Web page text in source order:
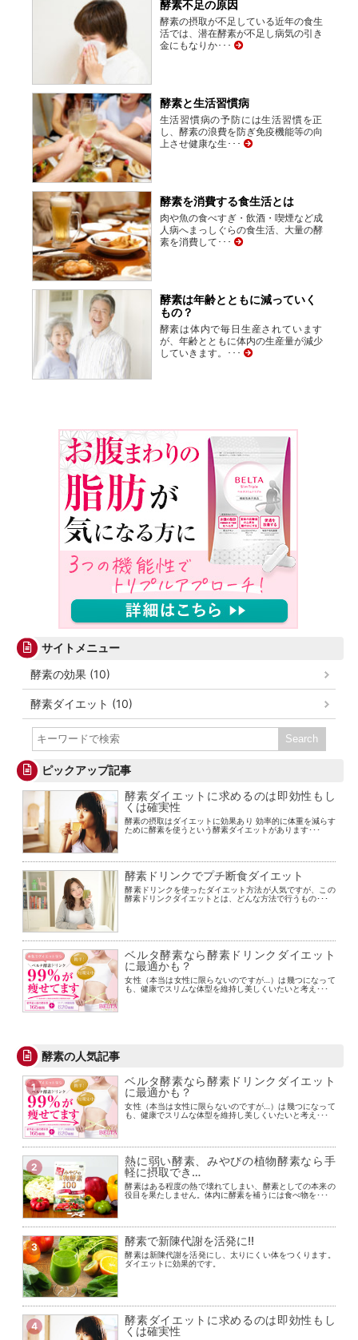
酵素不足の原因
酵素の摂取が不足している近年の食生
活では、潜在酵素が不足し病気の引き
金にもなりか･･･
酵素と生活習慣病
生活習慣病の予防には生活習慣を正
し、酵素の浪費を防ぎ免疫機能等の向
上させ健康な生･･･
酵素を消費する食生活とは
肉や魚の食べすぎ・飲酒・喫煙など成
人病へまっしぐらの食生活、大量の酵
素を消費して･･･
酵素は年齢とともに減っていく
もの？
酵素は体内で毎日生産されています
が、年齢とともに体内の生産量が減少
していきます。･･･
サイトメニュー
酵素の効果 (10)
酵素ダイエット (10)
ピックアップ記事
酵素ダイエットに求めるのは即効性もし
くは確実性
酵素の摂取はダイエットに効果あり 効率的に体重を減らす
ために酵素を使うという酵素ダイエットがあります･･･
酵素ドリンクでプチ断食ダイエット
酵素ドリンクを使ったダイエット方法が人気ですが、この
酵素ドリンクダイエットとは、どんな方法で行うもの･･･
ベルタ酵素なら酵素ドリンクダイエット
に最適かも？
女性（本当は女性に限らないのですが…）は幾つになって
も、健康でスリムな体型を維持し美しくいたいと考え･･･
酵素の人気記事
1
ベルタ酵素なら酵素ドリンクダイエット
に最適かも？
女性（本当は女性に限らないのですが…）は幾つになって
も、健康でスリムな体型を維持し美しくいたいと考え･･･
2
熱に弱い酵素、みやびの植物酵素なら手
軽に摂取でき…
酵素はある程度の熱で壊れてしまい、酵素としての本来の
役目を果たしません。体内に酵素を補うには食べ物を･･･
3 酵素で新陳代謝を活発に!!
酵素は新陳代謝を活発にし、太りにくい体をつくります。
ダイエットに効果的です。
4
酵素ダイエットに求めるのは即効性もし
くは確実性